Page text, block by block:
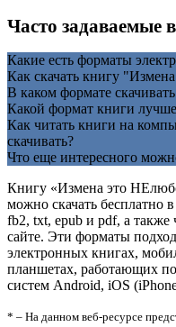
Часто задаваемые
Какие есть форматы
Как скачать книгу
В каком формате
Какой формат книги
Как читать книги на
скачивать?
Что еще интересного
Книгу «Измена это
можно скачать бесплатно
fb2, txt, epub и pdf, а
сайте. Эти форматы
электронных книгах,
планшетах, работающих
систем Android, iOS
* – На данном веб-ресурсе